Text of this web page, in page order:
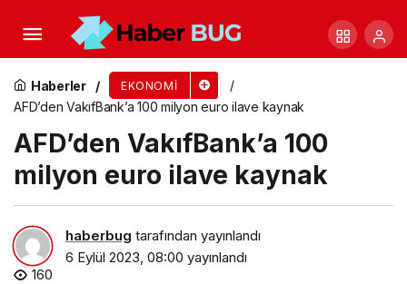
Haberler EKONOMI
AFD’den VakıfBank’a 100 milyon euro ilave kaynak
AFD’den VakıfBank’a 100
milyon euro ilave kaynak
haberbug tarafından yayınlandı
6 Eylül 2023, 08:00 yayınlandı
160
Adgager, 6.6 milyon dolar değerlemeyle yatırım